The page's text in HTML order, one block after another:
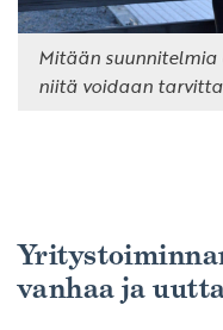
Mitään suunnitelmia
niitä voidaan
vanhaa ja